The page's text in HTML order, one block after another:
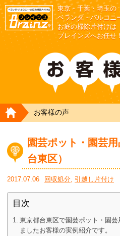
東京/埼玉/千葉/神奈
東京・千葉・埼玉の
ベランダ・バルコニ
お庭の掃除片付けは
ブレインズへお任せ！
HOME
お客様の声
園芸ポット・園芸
台東区）
2017.07.06 回収処分, 引越し片付け
目次
東京都台東区で園芸ポット・園
ましたお客様の実例紹介です。